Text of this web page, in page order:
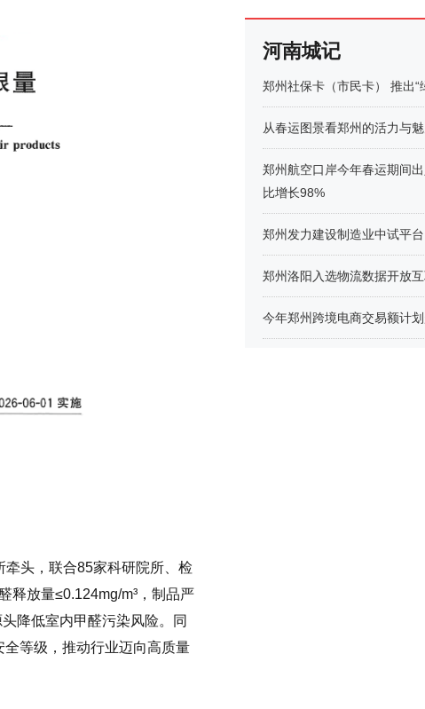
头，联合85家科研院所、检
释放量≤0.124mg/m³，制品严
降低室内甲醛污染风险。同
等级，推动行业迈向高质量
河南城记
郑州社保卡（市民卡） 推出“
从春运图景看郑州的活力与魅
郑州航空口岸今年春运期间
比增长98%
郑州发力建设制造业中试平台
郑州洛阳入选物流数据开放
今年郑州跨境电商交易额计